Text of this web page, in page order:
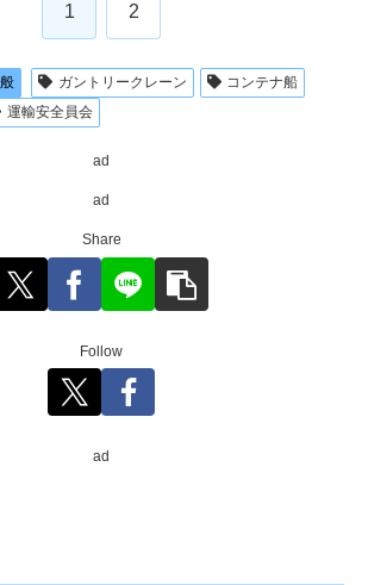
1 2
ガントリークレーン
コンテナ船
運輸安全員会
ad
ad
Share
Follow
ad